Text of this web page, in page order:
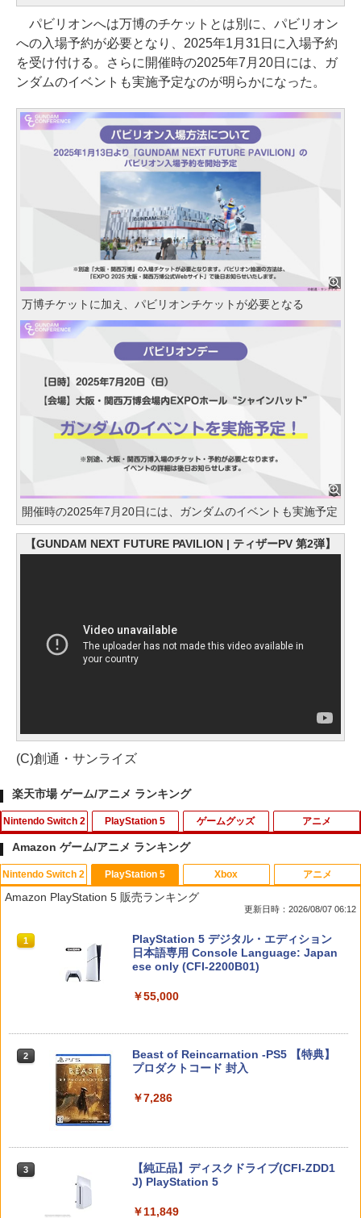
パビリオンへは万博のチケットとは別に、パビリオン
への入場予約が必要となり、2025年1月31日に入場予約
を受け付ける。さらに開催時の2025年7月20日には、ガ
ンダムのイベントも実施予定なのが明らかになった。
万博チケットに加え、パビリオンチケットが必要となる
開催時の2025年7月20日には、ガンダムのイベントも実施予定
【GUNDAM NEXT FUTURE PAVILION | ティザーPV 第2弾】
(C)創通・サンライズ
楽天市場 ゲーム/アニメ ランキング
Nintendo Switch 2
1 スプラトゥーン レイダース
【当店独自で＋P10倍★要エントリー】
￥6,580
￥6,720
PlayStation 5
1
[メール便OK]【新品】【PS5】MotoGP
24［PS5版］[在庫品]
【中古】Stellar Bladeソフト:プレイス
￥4,690
￥5,970
ゲームグッズ アニメ
1
【中古】 ソニーミュージックマーケティ
ング ひだまりスケッチ× 1 完全生産限定
版 / アニプレックス [Blu-ray]【メール便
￥296
￥3,960
ブックス限定先着特典+他】ゴールデン
y】(キャラファインボード+キャスト複
製サイン入り複製原画セット+原作者・
コンテ+他) [ 野田サトル ]
Amazon ゲーム/アニメ ランキング
Nintendo Switch 2
1
スプラトゥーン レイダース|オンライン
コード版
2 スプラトゥーン レイダース -Switch2
3 Nintendo Switch 2(日本語・国内専用)
PlayStation 5
Amazon PlayStation 5 販売ランキング
更新日時：2026/08/07 06:12
1
PlayStation 5 デジタル・エディション
日本語専用 Console Language: Japan
ese only (CFI-2200B01)
￥55,000
2
Beast of Reincarnation -PS5 【特典】
プロダクトコード 封入
￥7,286
3
【純正品】ディスクドライブ(CFI-ZDD1
J) PlayStation 5
￥11,849
Xbox アニメ